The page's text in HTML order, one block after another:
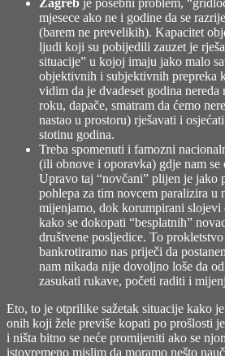
mjesece ako ne i godine da se
(barem ne prevelikih). Kapacitet
ljudi koji su pobijedili zauzet je
situacije” u kojoj imaju jako malo
objektivnih i subjektivnih prepreka
vidim da je dvadeset godina
roku, dapače, smatram da ćemo
nastao u prostoru) rješavati i
stotinu godina.
Treba spomenuti i famozni
(ili obnove i oporavka) gdje nam se
Upravo taj “novčani” plijen je jako
pohlepa za tim novcem paralizira u
mijenjamo, dok korumpirani slojevi
kako se dokopati “besplatnih”
društvene posljedice. To
bankrotiramo nas priječi da
nam nikada nije dovoljno loše da
zasukati rukave, početi raditi i
Eto, to je otprilike sažetak situacije kako
onih koji žele previše kopati po prošlosti
i ništa bitno se neće promijeniti ako se
istovremeno mislim da moramo nešto